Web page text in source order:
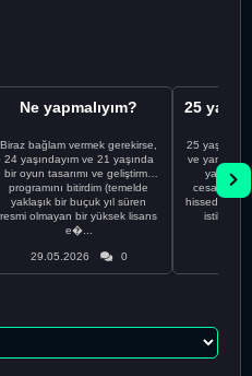
Ne yapmalıyım?
Biraz bağlam vermek gerekirse,
24 yaşındayım ve 21 yaşında
bir oyun tasarımı ve geliştirme
programını bitirdim (temelde
yaklaşık bir buçuk yıl süren
resmi olmayan bir yüksek lisans
e�...
29.05.2026 0
25
ve yanlış
cesaretimin